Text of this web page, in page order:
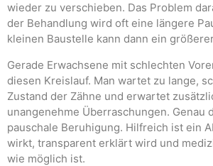
wieder zu verschieben. Das Problem
der Behandlung wird oft eine längere
kleinen Baustelle kann dann ein
Gerade Erwachsene mit schlechten
diesen Kreislauf. Man wartet zu lange,
Zustand der Zähne und erwartet
unangenehme Überraschungen. Genau
pauschale Beruhigung. Hilfreich ist ein
wirkt, transparent erklärt wird und
wie möglich ist.